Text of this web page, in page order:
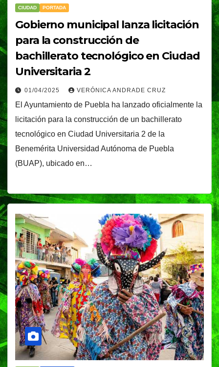
CIUDAD PORTADA
Gobierno municipal lanza licitación
para la construcción de
bachillerato tecnológico en Ciudad
Universitaria 2
01/04/2025 VERÓNICA ANDRADE CRUZ
El Ayuntamiento de Puebla ha lanzado oficialmente la
licitación para la construcción de un bachillerato
tecnológico en Ciudad Universitaria 2 de la
Benemérita Universidad Autónoma de Puebla
(BUAP), ubicado en…